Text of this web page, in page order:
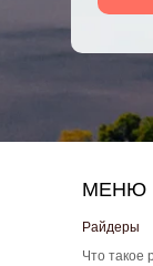
Что такое
Райдеры
МЕНЮ